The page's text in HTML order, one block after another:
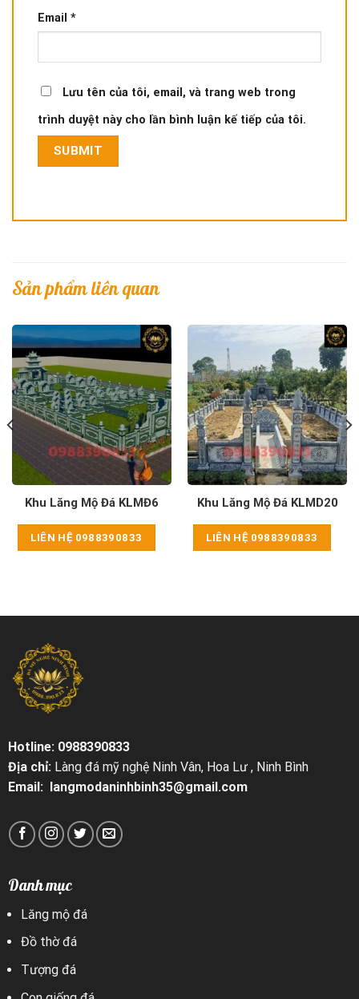
Email *
Lưu tên của tôi, email, và trang web trong
trình duyệt này cho lần bình luận kế tiếp của tôi.
Sản phẩm liên quan
Khu Lăng Mộ Đá KLMĐ6
LIÊN HỆ 0988390833
Khu Lăng Mộ Đá KLMD20
LIÊN HỆ 0988390833
Hotline: 0988390833
Địa chỉ:Làng đá mỹ nghệ Ninh Vân, Hoa Lư , Ninh Bình
Email: langmodaninhbinh35@gmail.com
Danh mục
Lăng mộ đá
Đồ thờ đá
Tượng đá